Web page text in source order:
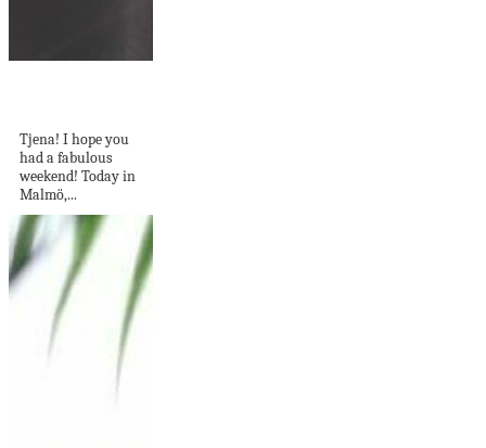
Tjena! I hope you
had a fabulous
weekend! Today in
Malmö,...